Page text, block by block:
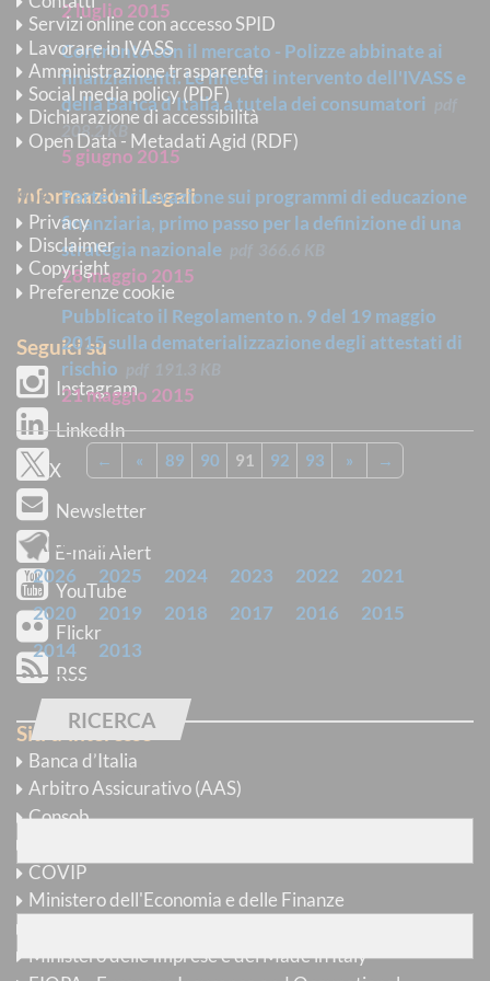
2 luglio 2015
Confronto con il mercato - Polizze abbinate ai
finanziamenti. Le linee di intervento dell'IVASS e
della Banca d'Italia a tutela dei consumatori
208.2 KB
5 giugno 2015
Parte la rilevazione sui programmi di educazione
finanziaria, primo passo per la definizione di una
strategia nazionale
28 maggio 2015
Pubblicato il Regolamento n. 9 del 19 maggio
2015 sulla dematerializzazione degli attestati di
rischio
21 maggio 2015
← « 89 90 91 92 93 » →
ARCHIVIO
2026 2025 2024 2023 2022
2021
2020
2019 2018 2017 2016
2015
2014
2013
RICERCA
Trova comunicati
con tuttele parole
conalmeno unadelle parole
Servizi online con accesso SPID
Lavorare in IVASS
Amministrazione trasparente
Social media policy (PDF)
Dichiarazione di accessibilità
Open Data - Metadati Agid (RDF)
Informazioni Legali
Privacy
Disclaimer
Copyright
Preferenze cookie
Seguici su
Instagram
LinkedIn
X
Newsletter
E-mail Alert
YouTube
Flickr
RSS
Siti d'interesse
Banca d’Italia
Arbitro Assicurativo (AAS)
Consob
COVIP
Ministero dell'Economia e delle Finanze
Ministero delle Imprese e del Made in Italy